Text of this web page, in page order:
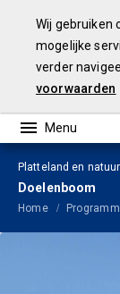
Wij gebruiken
mogelijke
verder
voorwaarden
Platteland en natuur
Doelenboom
Home